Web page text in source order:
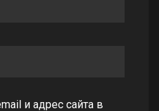
и адрес сайта в